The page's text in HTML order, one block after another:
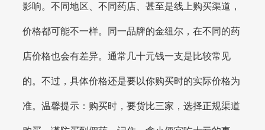
影响。不同地区、不同药店、甚至是线上购买渠道，
价格都可能不一样。同一品牌的金纽尔，在不同的药
店价格也会有差异。通常几十元钱一支是比较常见
的。不过，具体价格还是要以你购买时的实际价格为
准。温馨提示：购买时，要货比三家，选择正规渠道